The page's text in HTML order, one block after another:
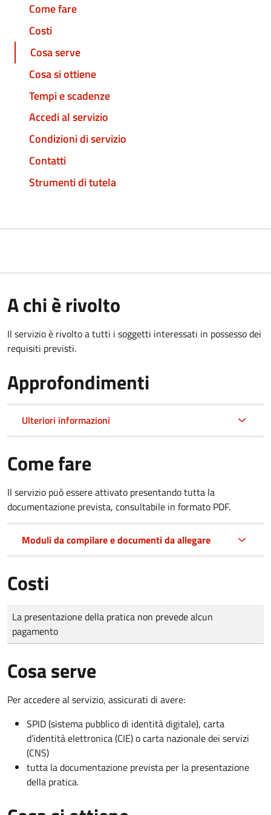
Come fare
Costi
Cosa serve
Cosa si ottiene
Tempi e scadenze
Accedi al servizio
Condizioni di servizio
Contatti
Strumenti di tutela
A chi è rivolto
Il servizio è rivolto a tutti i soggetti interessati in possesso dei
requisiti previsti.
Approfondimenti
Ulteriori informazioni
Come fare
Il servizio può essere attivato presentando tutta la
documentazione prevista, consultabile in formato PDF.
Moduli da compilare e documenti da allegare
Costi
Tipo di pagamento
Importo
La presentazione della pratica non prevede alcun
pagamento
Cosa serve
Per accedere al servizio, assicurati di avere:
SPID (sistema pubblico di identità digitale), carta
d’identità elettronica (CIE) o carta nazionale dei servizi
(CNS)
tutta la documentazione prevista per la presentazione
della pratica.